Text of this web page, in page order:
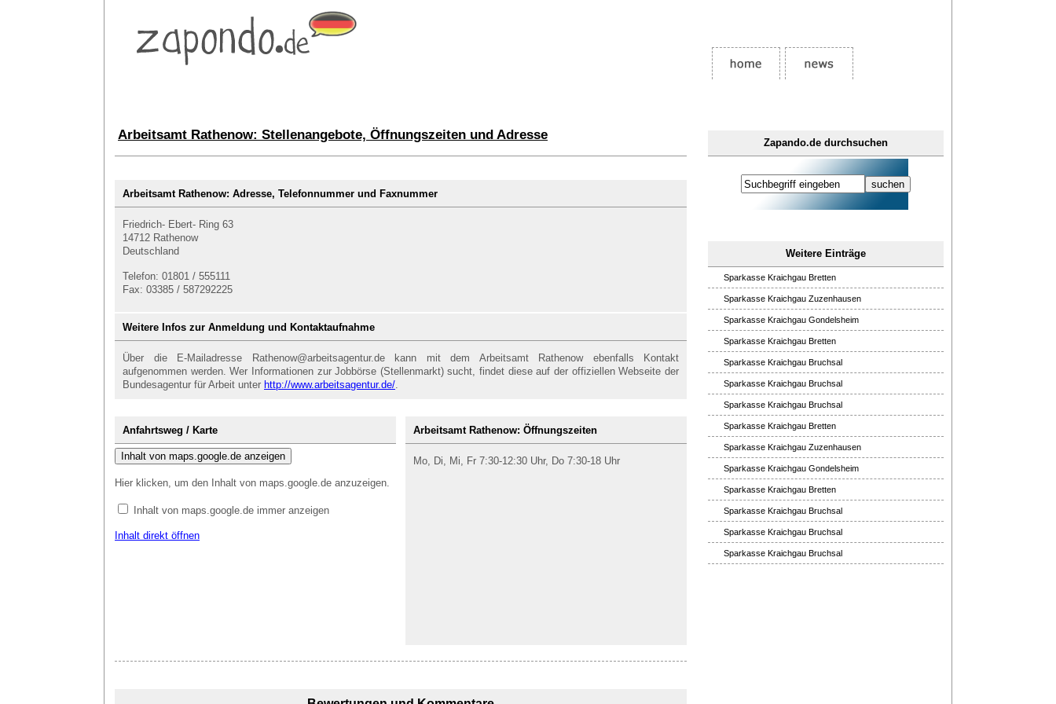
Zapando.de durchsuchen
Weitere Einträge
Sparkasse Kraichgau Bretten
Sparkasse Kraichgau Zuzenhausen
Sparkasse Kraichgau Gondelsheim
Sparkasse Kraichgau Bretten
Sparkasse Kraichgau Bruchsal
Sparkasse Kraichgau Bruchsal
Sparkasse Kraichgau Bruchsal
Sparkasse Kraichgau Bretten
Sparkasse Kraichgau Zuzenhausen
Sparkasse Kraichgau Gondelsheim
Sparkasse Kraichgau Bretten
Sparkasse Kraichgau Bruchsal
Sparkasse Kraichgau Bruchsal
Sparkasse Kraichgau Bruchsal
Arbeitsamt Rathenow: Stellenangebote, Öffnungszeiten und Adresse
Arbeitsamt Rathenow: Adresse, Telefonnummer und Faxnummer
Friedrich- Ebert- Ring 63
14712 Rathenow
Deutschland
Telefon: 01801 / 555111
Fax: 03385 / 587292225
Weitere Infos zur Anmeldung und Kontaktaufnahme
Über die E-Mailadresse Rathenow@arbeitsagentur.de kann mit dem Arbeitsamt Rathenow ebenfalls Kontakt
aufgenommen werden. Wer Informationen zur Jobbörse (Stellenmarkt) sucht, findet diese auf der offiziellen Webseite der
Bundesagentur für Arbeit unter http://www.arbeitsagentur.de/.
Anfahrtsweg / Karte
Inhalt von maps.google.de anzeigen
Hier klicken, um den Inhalt von maps.google.de anzuzeigen.
Inhalt von maps.google.de immer anzeigen
Inhalt direkt öffnen
Arbeitsamt Rathenow: Öffnungszeiten
Mo, Di, Mi, Fr 7:30-12:30 Uhr, Do 7:30-18 Uhr